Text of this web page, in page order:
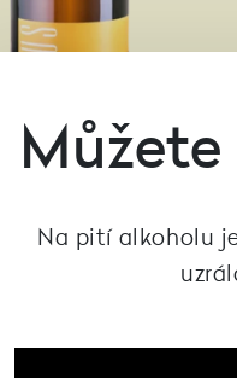
rýnský 2022, Kraus
Na pití alkoholu